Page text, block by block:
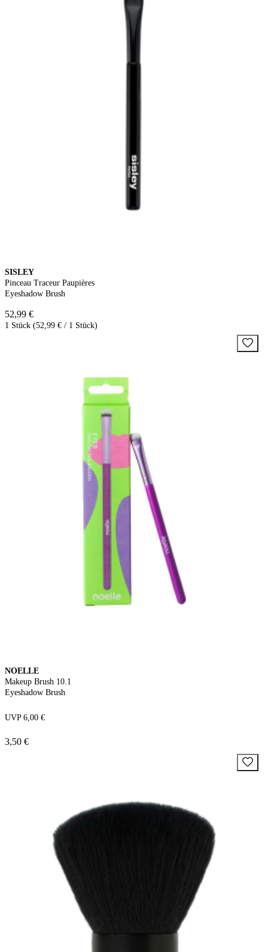
SISLEY
Pinceau Traceur Paupières
Eyeshadow Brush
52,99 €
1 Stück (52,99 € / 1 Stück)
NOELLE
Makeup Brush 10.1
Eyeshadow Brush
UVP 6,00 €
3,50 €